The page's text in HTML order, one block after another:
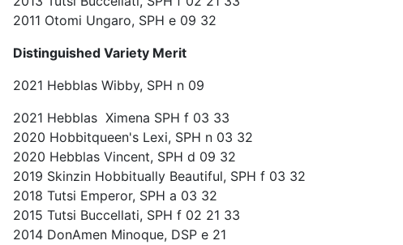
2011 Otomi Ungaro, SPH e 09 32
Distinguished Variety Merit
2021 Hebblas Wibby, SPH n 09
2021 Hebblas Ximena SPH f 03 33
2020 Hobbitqueen's Lexi, SPH n 03 32
2020 Hebblas Vincent, SPH d 09 32
2019 Skinzin Hobbitually Beautiful, SPH f 03 32
2018 Tutsi Emperor, SPH a 03 32
2015 Tutsi Buccellati, SPH f 02 21 33
2014 DonAmen Minoque, DSP e 21